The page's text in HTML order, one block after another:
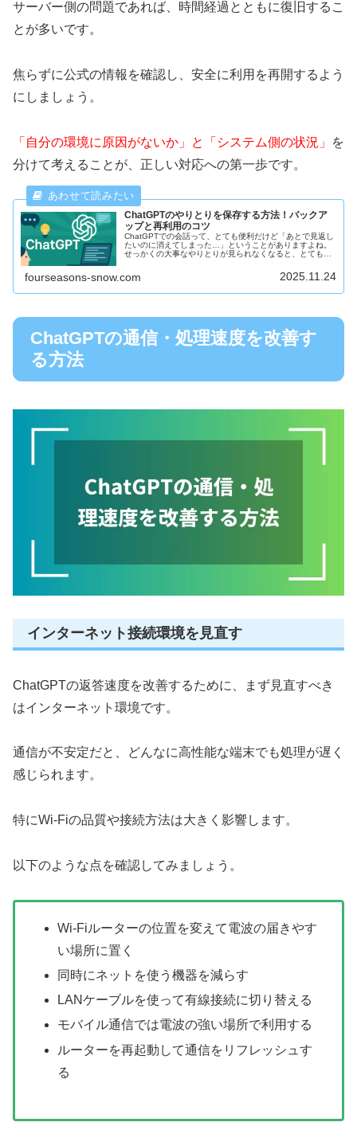
サーバー側の問題であれば、時間経過とともに復旧するこ
とが多いです。
焦らずに公式の情報を確認し、安全に利用を再開するよう
にしましょう。
「自分の環境に原因がないか」と「システム側の状況」
を
分けて考えることが、正しい対応への第一歩です。
ChatGPTのやりとりを保存する方法！バックア
ップと再利用のコツ
ChatGPTでの会話って、とても便利だけど「あとで見返し
たいのに消えてしまった…」ということがありますよね。
せっかくの大事なやりとりが見られなくなると、とても困
fourseasons-snow.com 2025.11.24
ChatGPTの通信・処理速度を改善す
る方法
インターネット接続環境を見直す
ChatGPTの返答速度を改善するために、まず見直すべき
はインターネット環境です。
通信が不安定だと、どんなに高性能な端末でも処理が遅く
感じられます。
特にWi-Fiの品質や接続方法は大きく影響します。
以下のような点を確認してみましょう。
Wi-Fiルーターの位置を変えて電波の届きやす
い場所に置く
同時にネットを使う機器を減らす
LANケーブルを使って有線接続に切り替える
モバイル通信では電波の強い場所で利用する
ルーターを再起動して通信をリフレッシュす
る